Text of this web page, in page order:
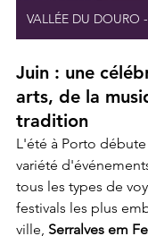
Juin : une
arts, de la
tradition
L'été à Porto
variété
tous les types de
festivals les plus
ville, Serralves em